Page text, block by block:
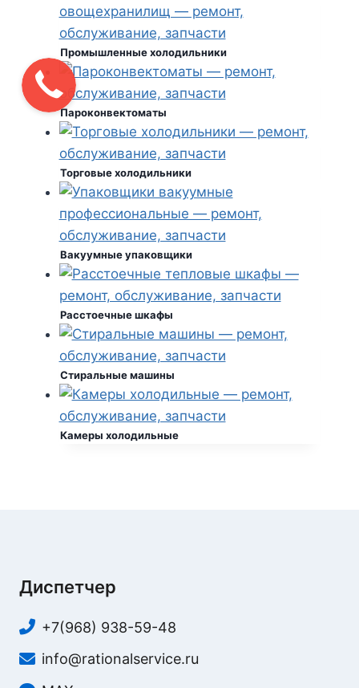
Промышленные холодильники
Пароконвектоматы
Торговые холодильники
Вакуумные упаковщики
Расстоечные шкафы
Стиральные машины
Камеры холодильные
Диспетчер
+7(968) 938-59-48
info@rationalservice.ru